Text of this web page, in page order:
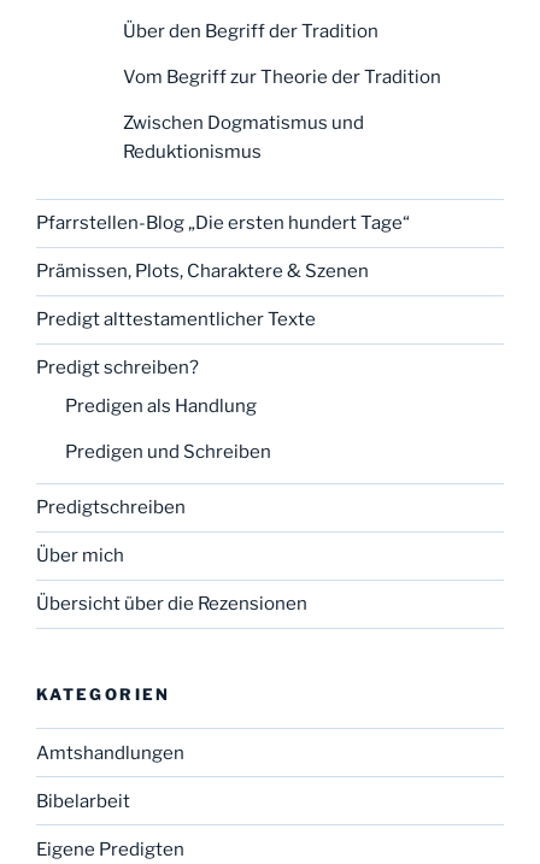
Über den Begriff der Tradition
Vom Begriff zur Theorie der Tradition
Zwischen Dogmatismus und
Reduktionismus
Pfarrstellen-Blog „Die ersten hundert Tage“
Prämissen, Plots, Charaktere & Szenen
Predigt alttestamentlicher Texte
Predigt schreiben?
Predigen als Handlung
Predigen und Schreiben
Predigtschreiben
Über mich
Übersicht über die Rezensionen
KATEGORIEN
Amtshandlungen
Bibelarbeit
Eigene Predigten